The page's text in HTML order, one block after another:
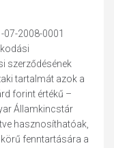
07-2008-0001
szerződésének
tartalmát azok a
forint értékű –
Államkincstár
hasznosíthatóak,
fenntartására a